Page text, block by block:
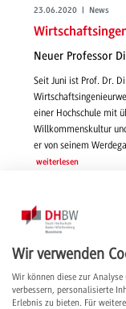
23.06.2020 | News
Neuer Professor
Seit Juni ist Prof. Dr.
einer Hochschule mit
Willkommenskultur
er von seinem
weiterlesen
Wir verwenden
Wir können diese zur
verbessern, personalisierte
Erlebnis zu bieten. Für